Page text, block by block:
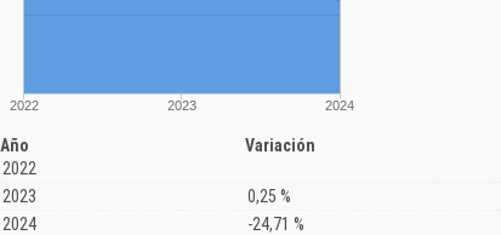
2022 2023 2024
Año
Variación
2022
2023
0,25 %
2024
-24,71 %